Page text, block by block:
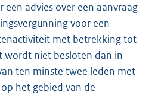
een advies over een aanvraag
voor een
met betrekking tot
wordt niet besloten dan in
ten minste twee leden met
het gebied van de